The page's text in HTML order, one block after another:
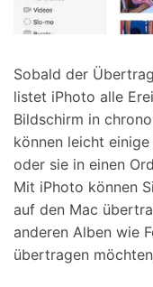
Sobald der
listet iPhoto alle
Bildschirm in
können leicht
oder sie in einen
Mit iPhoto können
auf den Mac
anderen Alben wie
übertragen